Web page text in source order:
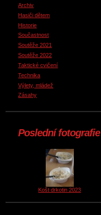
Archiv
Hasiči dětem
Historie
Součastnost
Soutěže 2021
Soutěže 2022
Taktické cvičení
Technika
Výlety, mládež
Zásahy
Poslední fotografie
Košt drkotin 2023